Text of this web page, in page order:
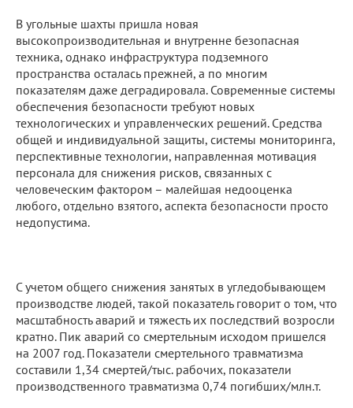
В угольные шахты пришла новая
высокопроизводительная и внутренне безопасная
техника, однако инфраструктура подземного
пространства осталась прежней, а по многим
показателям даже деградировала. Современные системы
обеспечения безопасности требуют новых
технологических и управленческих решений. Средства
общей и индивидуальной защиты, системы мониторинга,
перспективные технологии, направленная мотивация
персонала для снижения рисков, связанных с
человеческим фактором – малейшая недооценка
любого, отдельно взятого, аспекта безопасности просто
недопустима.
С учетом общего снижения занятых в угледобывающем
производстве людей, такой показатель говорит о том, что
масштабность аварий и тяжесть их последствий возросли
кратно. Пик аварий со смертельным исходом пришелся
на 2007 год. Показатели смертельного травматизма
составили 1,34 смертей/тыс. рабочих, показатели
производственного травматизма 0,74 погибших/млн.т.